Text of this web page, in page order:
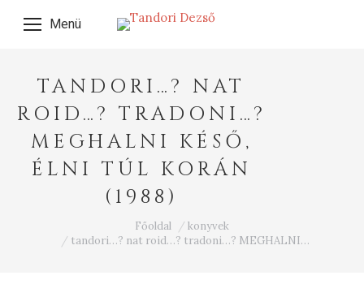
Menü
TANDORI…? NAT
ROID…? TRADONI…?
MEGHALNI KÉSŐ,
ÉLNI TÚL KORÁN
(1988)
Főoldal
konyvek
tandori…? nat roid…? tradoni…? MEGHALNI…